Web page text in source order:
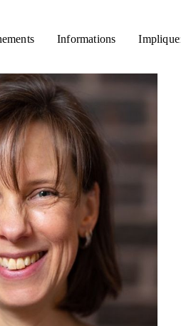
Informations